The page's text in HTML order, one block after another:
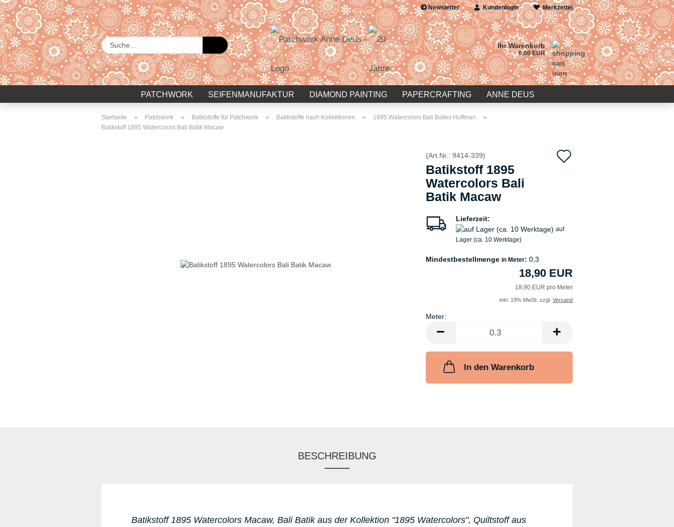
Newsletter Kundenlogin
E-Mail
Passwort
Merkzettel
Suche...
Ihr Warenkorb
0,00 EUR
PATCHWORK SEIFENMANUFAKTUR DIAMOND PAINTING PAPERCRAFTING ANNE DEUS
Startseite » Patchwork » Batikstoffe für Patchwork » Batikstoffe nach Kollektionen » 1895 Watercolors Bali Batiks Hoffman »
Batikstoff 1895 Watercolors Bali Batik Macaw
(Art.Nr.: 9414-339)
Batikstoff 1895
Watercolors Bali
Batik Macaw
Lieferzeit:
auf
Lager (ca. 10 Werktage)
Mindestbestellmenge in Meter: 0,3
18,90 EUR
18,90 EUR pro Meter
inkl. 19% MwSt. zzgl. Versand
Meter:
Meter
In den Warenkorb
BESCHREIBUNG
Batikstoff 1895 Watercolors Macaw, Bali Batik aus der Kollektion "1895 Watercolors", Quiltstoff aus